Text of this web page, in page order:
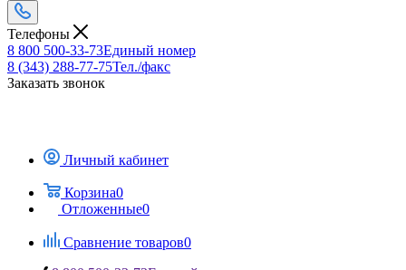
Телефоны
8 800 500-33-73Единый номер
8 (343) 288-77-75Тел./факс
Заказать звонок
Личный кабинет
Корзина0
Отложенные0
Сравнение товаров0